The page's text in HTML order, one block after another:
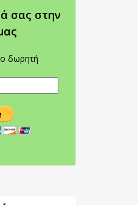
σας στην
δωρητή